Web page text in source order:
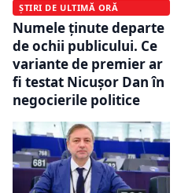
ȘTIRI DE ULTIMĂ ORĂ
Numele ținute departe
de ochii publicului. Ce
variante de premier ar
fi testat Nicușor Dan în
negocierile politice